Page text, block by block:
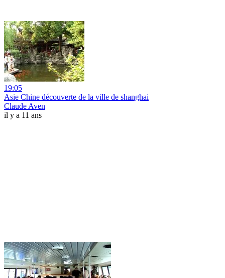
19:05
Asie Chine découverte de la ville de shanghai
Claude Aven
il y a 11 ans